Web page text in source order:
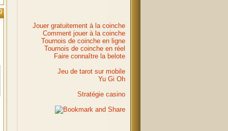
Jouer gratuitement à la coinche
Comment jouer à la coinche
Tournois de coinche en ligne
Tournois de coinche en réel
Faire connaître la belote
Jeu de tarot sur mobile
Yu Gi Oh
Stratégie casino